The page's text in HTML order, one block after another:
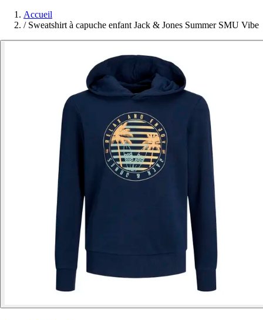
Accueil
/ Sweatshirt à capuche enfant Jack & Jones Summer SMU Vibe